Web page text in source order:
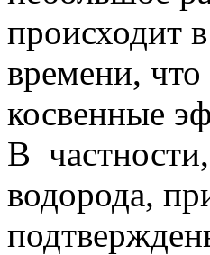
происходит
времени,
косвенные
В
водорода,